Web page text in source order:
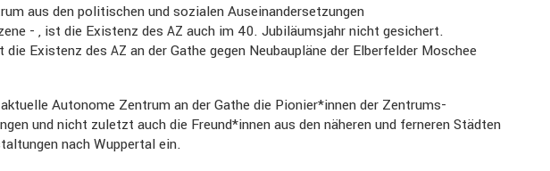
aus den politi­schen und sozialen Ausein­an­der­set­zungen
- , ist die Existenz des AZ auch im 40. Jubilä­ums­jahr nicht gesichert.
die Existenz des AZ an der Gathe gegen Neubau­pläne der Elber­felder Moschee
Autonome Zentrum an der Gathe die Pionier*innen der Zentrums-
und nicht zuletzt auch die Freund*innen aus den näheren und ferneren Städten
nach Wuppertal ein.